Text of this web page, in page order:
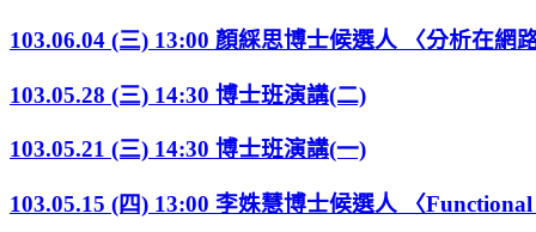
103.06.04 (三) 13:00 顏綵思博士候選人 〈分析在
103.05.28 (三) 14:30 博士班演講(二)
103.05.21 (三) 14:30 博士班演講(一)
103.05.15 (四) 13:00 李姝慧博士候選人 〈